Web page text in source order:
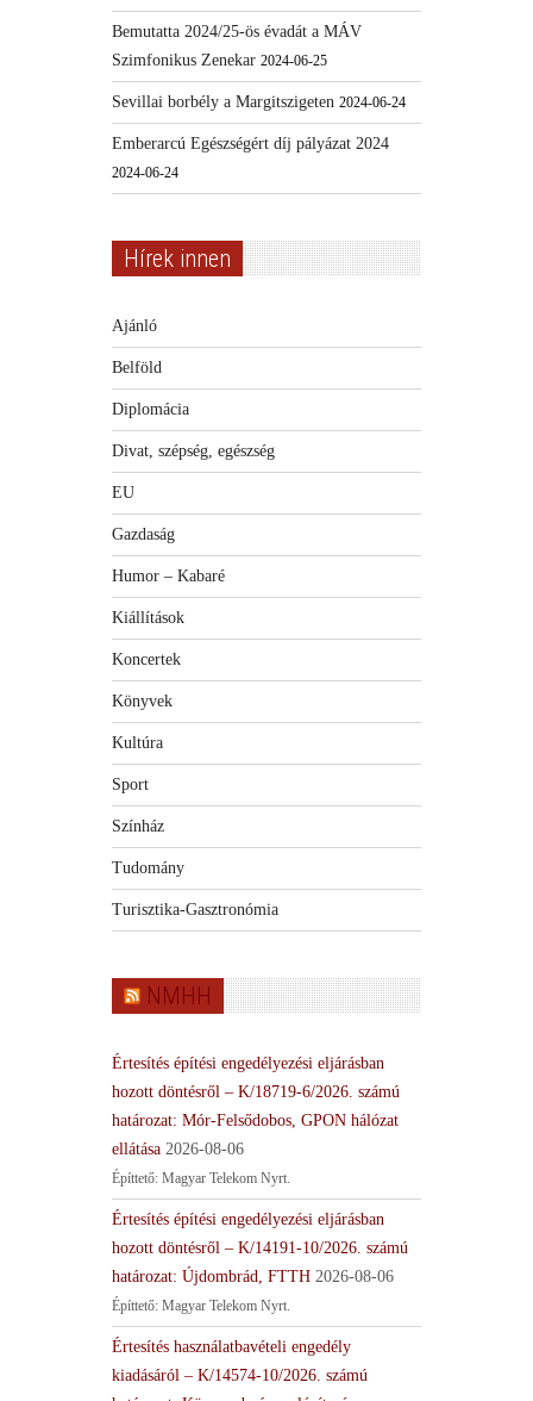
Bemutatta 2024/25-ös évadát a MÁV
Szimfonikus Zenekar 2024-06-25
Sevillai borbély a Margitszigeten 2024-06-24
Emberarcú Egészségért díj pályázat 2024
2024-06-24
Hírek innen
Ajánló
Belföld
Diplomácia
Divat, szépség, egészség
EU
Gazdaság
Humor – Kabaré
Kiállítások
Koncertek
Könyvek
Kultúra
Sport
Színház
Tudomány
Turisztika-Gasztronómia
NMHH
Értesítés építési engedélyezési eljárásban
hozott döntésről – K/18719-6/2026. számú
határozat: Mór-Felsődobos, GPON hálózat
ellátása 2026-08-06
Építtető: Magyar Telekom Nyrt.
Értesítés építési engedélyezési eljárásban
hozott döntésről – K/14191-10/2026. számú
határozat: Újdombrád, FTTH 2026-08-06
Építtető: Magyar Telekom Nyrt.
Értesítés használatbavételi engedély
kiadásáról – K/14574-10/2026. számú